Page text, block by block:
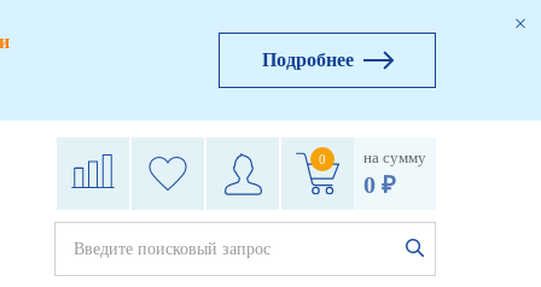
Подробнее
0 на сумму
0 ₽